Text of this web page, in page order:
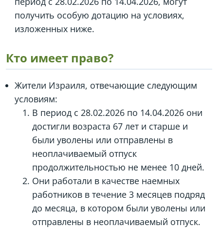
получить особую дотацию на условиях,
изложенных ниже.
Кто имеет право?
Жители Израиля, отвечающие следующим
условиям:
В период с 28.02.2026 по 14.04.2026 они
достигли возраста 67 лет и старше и
были уволены или отправлены в
неоплачиваемый отпуск
продолжительностью не менее 10 дней.
Они работали в качестве наемных
работников в течение 3 месяцев подряд
до месяца, в котором были уволены или
отправлены в неоплачиваемый отпуск.